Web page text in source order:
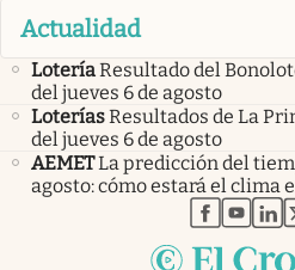
Actualidad
LoteríaResultado del
del jueves 6 de agosto
LoteríasResultados de La
del jueves 6 de agosto
AEMETLa predicción del
agosto: cómo estará el clima
abre en
abre